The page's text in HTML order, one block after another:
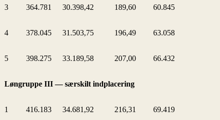
3 364.781 30.398,42 189,60 60.845
4 378.045 31.503,75 196,49 63.058
5 398.275 33.189,58 207,00 66.432
Løngruppe III — særskilt indplacering
1 416.183 34.681,92 216,31 69.419